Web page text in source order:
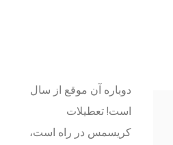
دوباره آن موقع از سال
است! تعطیلات
کریسمس در راه است،